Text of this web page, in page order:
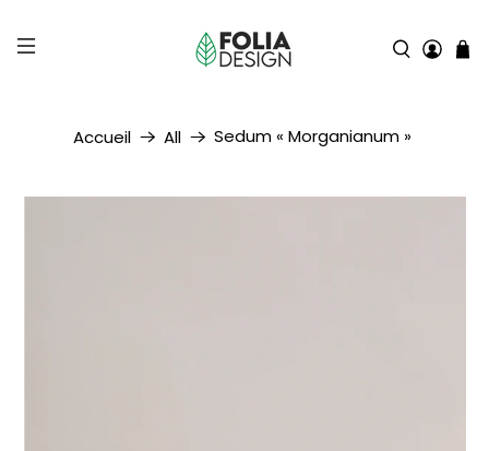
Accueil All Sedum « Morganianum »